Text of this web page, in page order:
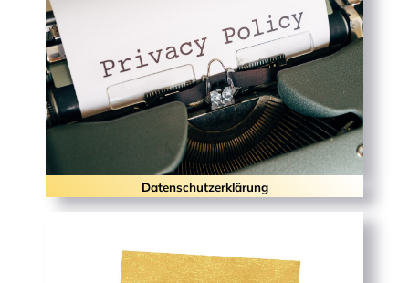
Datenschutzerklärung